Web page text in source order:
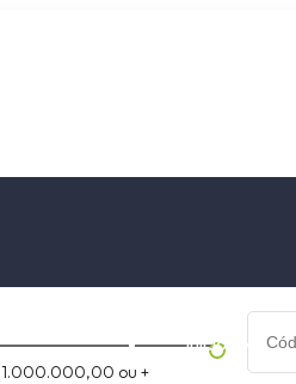
Início
1.000.000,00 ou +